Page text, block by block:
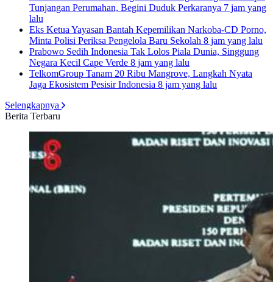
Tunjangan Perumahan, Begini Duduk Perkaranya 7 jam yang
lalu
Eks Ketua Yayasan Bantah Kepemilikan Narkoba-CD Porno,
Minta Polisi Periksa Pengelola Baru Sekolah 8 jam yang lalu
Prabowo Sedih Indonesia Tak Lolos Piala Dunia, Singgung
Negara Kecil Cape Verde 8 jam yang lalu
TelkomGroup Tanam 20 Ribu Mangrove, Langkah Nyata
Jaga Ekosistem Pesisir Indonesia 8 jam yang lalu
Selengkapnya
Berita Terbaru